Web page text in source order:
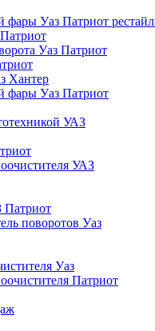
фары Уаз Патриот
Уаз Патриот
Хантер
фары Уаз Патриот
УАЗ
УАЗ
Патриот
поворотов Уаз
Уаз
Патриот